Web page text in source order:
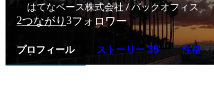
はてなベース株式会社 / バックオフィス
2つながり 3フォロワー
プロフィール ストーリー 35 性格